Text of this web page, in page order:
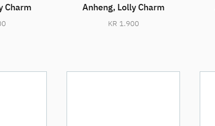
Charm Anheng, Lolly Charm
KR 1.900